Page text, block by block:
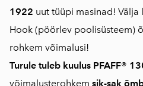
1922 uut tüüpi masinad! Välja
Hook (pöörlev poolisüsteem)
rohkem võimalusi!
Turule tuleb kuulus PFAFF®
võimalusterohkem sik-sak